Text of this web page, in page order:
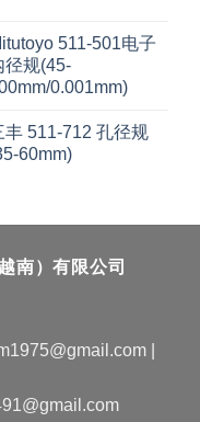
511-501电子
径规(45-
0.001mm)
丰 511-712 孔径规
60mm)
南）有限公司
|